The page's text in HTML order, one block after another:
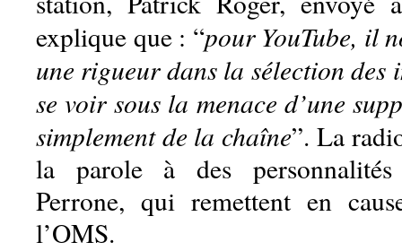
explique que : “pour YouTube, il
une rigueur dans la sélection des
se voir sous la menace d’une
simplement de la chaîne”. La
la parole à des
Perrone, qui remettent en
l’OMS.